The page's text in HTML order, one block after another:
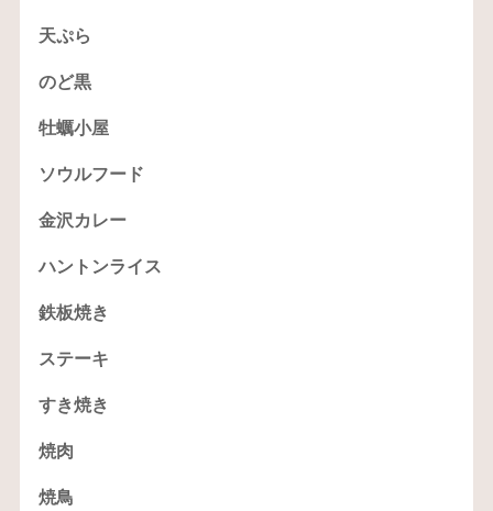
天ぷら
のど黒
牡蠣小屋
ソウルフード
金沢カレー
ハントンライス
鉄板焼き
ステーキ
すき焼き
焼肉
焼鳥